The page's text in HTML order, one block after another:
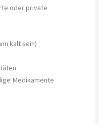
oder private
kalt sein)
Medikamente